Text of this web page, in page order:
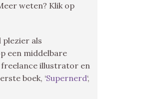
weten? Klik op
plezier als
een middelbare
freelance illustrator en
boek, ‘Supernerd‘,